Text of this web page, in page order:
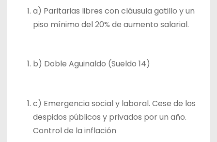
a) Paritarias libres con cláusula gatillo y un
piso mínimo del 20% de aumento salarial.
b) Doble Aguinaldo (Sueldo 14)
c) Emergencia social y laboral. Cese de los
despidos públicos y privados por un año.
Control de la inflación